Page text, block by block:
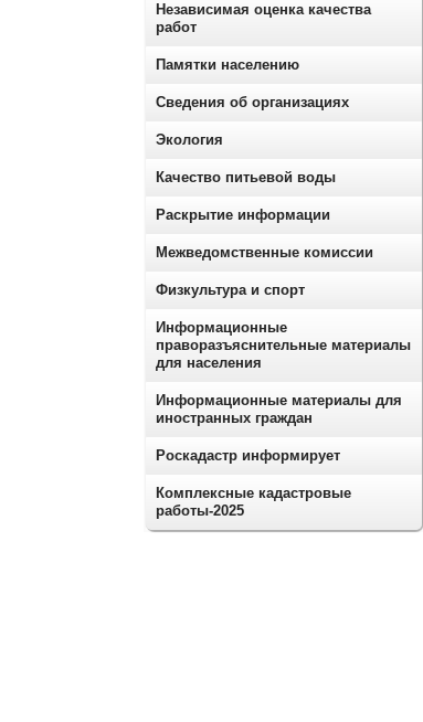
Независимая оценка качества
работ
Памятки населению
Сведения об организациях
Экология
Качество питьевой воды
Раскрытие информации
Межведомственные комиссии
Физкультура и спорт
Информационные
праворазъяснительные материалы
для населения
Информационные материалы для
иностранных граждан
Роскадастр информирует
Комплексные кадастровые
работы-2025